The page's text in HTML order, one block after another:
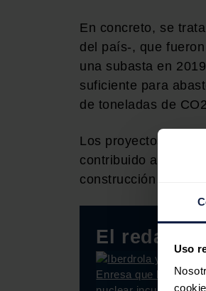
Uso
En concreto, se
del país-, que
una subasta en
suficiente para
de toneladas de
Los proyectos han
contribuido al
construcción de la
El redactor